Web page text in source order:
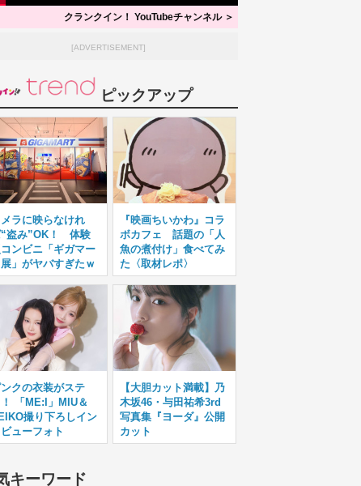
クランクイン！ YouTubeチャンネル ＞
[ADVERTISEMENT]
ピックアップ
ラに映らなけれ
盗み”OK！ 体験
ンビニ「ギガマー
展」がヤバすぎたｗ
『映画ちいかわ』コラ
ボカフェ 話題の「人
魚の煮付け」食べてみ
た〈取材レポ〉
ンクの衣装がステ
「ME:I」MIU＆
撮り下ろしイン
ューフォト
【大胆カット満載】乃
木坂46・与田祐希3rd
写真集『ヨーダ』公開
カット
キーワード